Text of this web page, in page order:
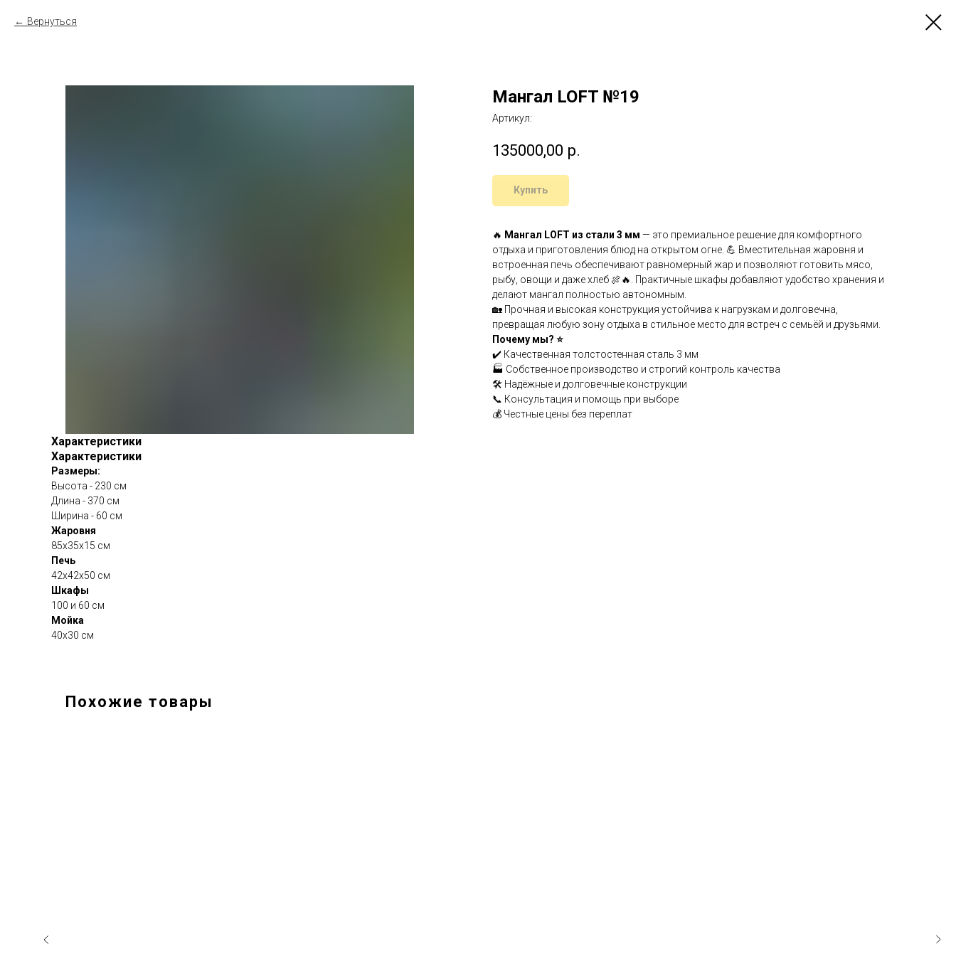
Вернуться
Мангал LOFT №19
Артикул:
135000,00 р.
Купить
🔥 Мангал LOFT из стали 3 мм — это премиальное решение для комфортного
отдыха и приготовления блюд на открытом огне. 💪 Вместительная жаровня и
встроенная печь обеспечивают равномерный жар и позволяют готовить мясо,
рыбу, овощи и даже хлеб 🍖🔥. Практичные шкафы добавляют удобство хранения и
делают мангал полностью автономным.
🏡 Прочная и высокая конструкция устойчива к нагрузкам и долговечна,
превращая любую зону отдыха в стильное место для встреч с семьёй и друзьями.
Почему мы? ⭐
✔️ Качественная толстостенная сталь 3 мм
🏭 Собственное производство и строгий контроль качества
🛠️ Надёжные и долговечные конструкции
📞 Консультация и помощь при выборе
💰 Честные цены без переплат
Характеристики
Характеристики
Размеры:
Высота - 230 см
Длина - 370 см
Ширина - 60 см
Жаровня
85х35х15 см
Печь
42х42х50 см
Шкафы
100 и 60 см
Мойка
40х30 см
Похожие товары